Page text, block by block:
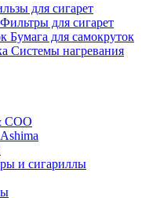
для сигарет
Фильтры для сигарет
Бумага для самокруток
Системы нагревания
COO
и сигариллы